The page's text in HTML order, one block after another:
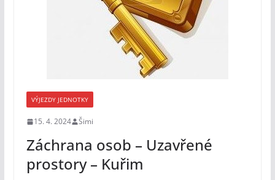
VÝJEZDY JEDNOTKY
15. 4. 2024 Šimi
Záchrana osob – Uzavřené
prostory – Kuřim